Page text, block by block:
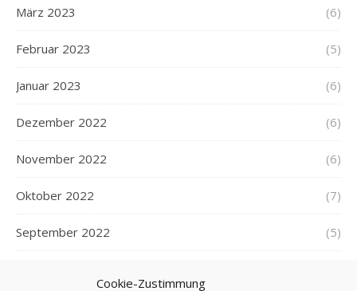
Cookie-Zustimmung
März 2023 (6)
Februar 2023 (5)
Januar 2023 (6)
Dezember 2022 (6)
November 2022 (6)
Oktober 2022 (7)
September 2022 (5)